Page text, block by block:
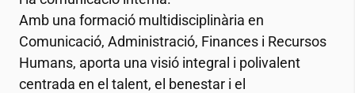
Amb una formació multidisciplinària en
Comunicació, Administració, Finances i Recursos
Humans, aporta una visió integral i polivalent
centrada en el talent, el benestar i el